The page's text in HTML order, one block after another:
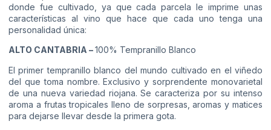
donde fue cultivado, ya que cada parcela le imprime unas
características al vino que hace que cada uno tenga una
personalidad única:
ALTO CANTABRIA –100% Tempranillo Blanco
El primer tempranillo blanco del mundo cultivado en el viñedo
del que toma nombre. Exclusivo y sorprendente monovarietal
de una nueva variedad riojana. Se caracteriza por su intenso
aroma a frutas tropicales lleno de sorpresas, aromas y matices
para dejarse llevar desde la primera gota.